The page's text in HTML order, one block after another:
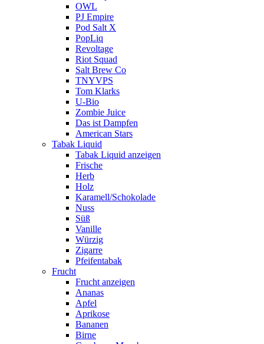
OWL
PJ Empire
Pod Salt X
PopLiq
Revoltage
Riot Squad
Salt Brew Co
TNYVPS
Tom Klarks
U-Bio
Zombie Juice
Das ist Dampfen
American Stars
Tabak Liquid
Tabak Liquid anzeigen
Frische
Herb
Holz
Karamell/Schokolade
Nuss
Süß
Vanille
Würzig
Zigarre
Pfeifentabak
Frucht
Frucht anzeigen
Ananas
Apfel
Aprikose
Bananen
Birne